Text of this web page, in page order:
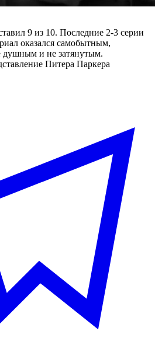
9 из 10. Последние 2-3 серии
оказался самобытным,
душным и не затянутым.
Питера Паркера